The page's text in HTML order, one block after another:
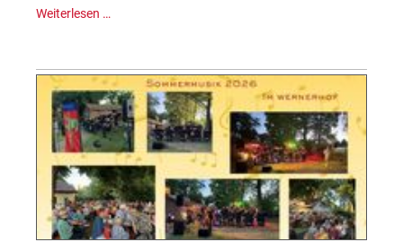
Weiterlesen …